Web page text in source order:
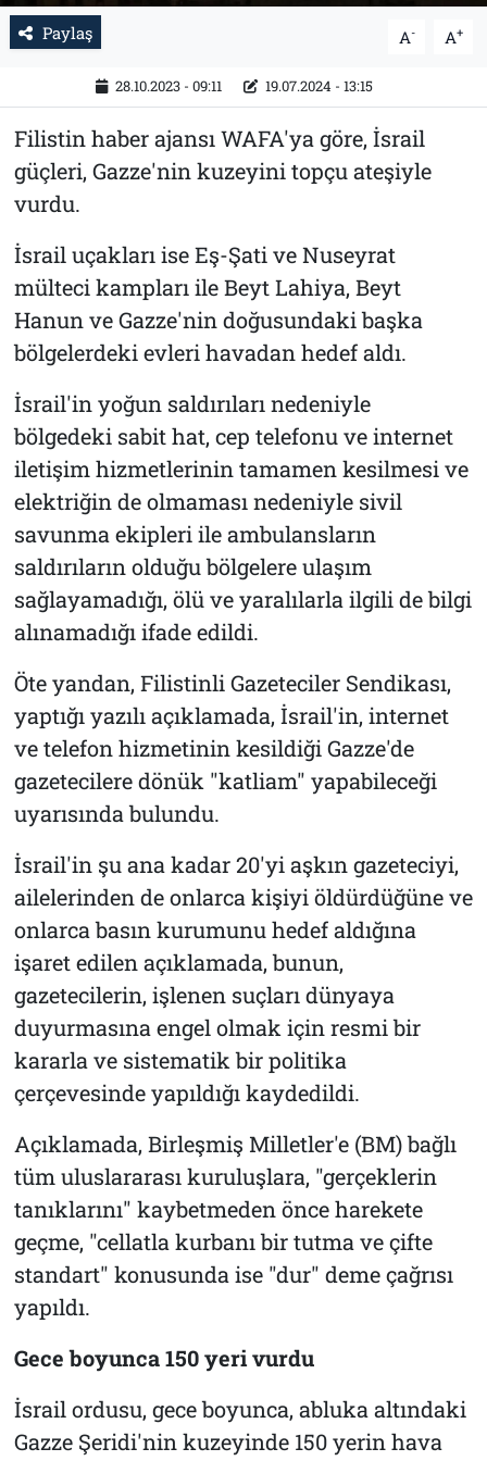
Paylaş A- A+
28.10.2023 - 09:11 19.07.2024 - 13:15
Filistin haber ajansı WAFA'ya göre, İsrail
güçleri, Gazze'nin kuzeyini topçu ateşiyle
vurdu.
İsrail uçakları ise Eş-Şati ve Nuseyrat
mülteci kampları ile Beyt Lahiya, Beyt
Hanun ve Gazze'nin doğusundaki başka
bölgelerdeki evleri havadan hedef aldı.
İsrail'in yoğun saldırıları nedeniyle
bölgedeki sabit hat, cep telefonu ve internet
iletişim hizmetlerinin tamamen kesilmesi ve
elektriğin de olmaması nedeniyle sivil
savunma ekipleri ile ambulansların
saldırıların olduğu bölgelere ulaşım
sağlayamadığı, ölü ve yaralılarla ilgili de bilgi
alınamadığı ifade edildi.
Öte yandan, Filistinli Gazeteciler Sendikası,
yaptığı yazılı açıklamada, İsrail'in, internet
ve telefon hizmetinin kesildiği Gazze'de
gazetecilere dönük "katliam" yapabileceği
uyarısında bulundu.
İsrail'in şu ana kadar 20'yi aşkın gazeteciyi,
ailelerinden de onlarca kişiyi öldürdüğüne ve
onlarca basın kurumunu hedef aldığına
işaret edilen açıklamada, bunun,
gazetecilerin, işlenen suçları dünyaya
duyurmasına engel olmak için resmi bir
kararla ve sistematik bir politika
çerçevesinde yapıldığı kaydedildi.
Açıklamada, Birleşmiş Milletler'e (BM) bağlı
tüm uluslararası kuruluşlara, "gerçeklerin
tanıklarını" kaybetmeden önce harekete
geçme, "cellatla kurbanı bir tutma ve çifte
standart" konusunda ise "dur" deme çağrısı
yapıldı.
Gece boyunca 150 yeri vurdu
İsrail ordusu, gece boyunca, abluka altındaki
Gazze Şeridi'nin kuzeyinde 150 yerin hava